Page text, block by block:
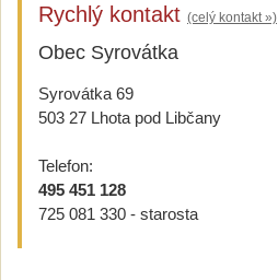
Rychlý kontakt (celý kontakt »)
Obec Syrovátka
Syrovátka 69
503 27 Lhota pod Libčany
Telefon:
495 451 128
725 081 330 - starosta